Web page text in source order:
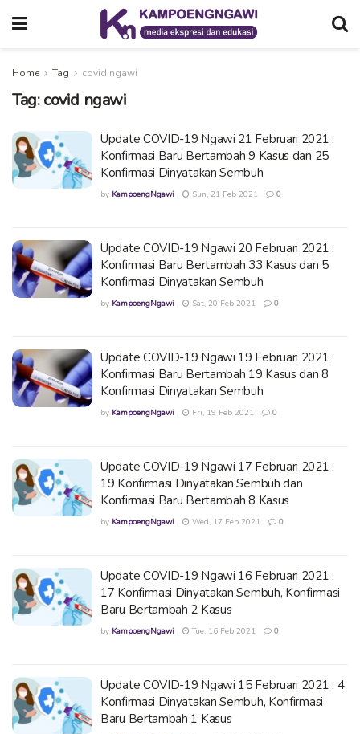
Home Tag covid ngawi
Tag:covid ngawi
Update COVID-19 Ngawi 21 Februari 2021 :
Konfirmasi Baru Bertambah 9 Kasus dan 25
Konfirmasi Dinyatakan Sembuh
by KampoengNgawi Sun, 21 Feb 2021 0
Update COVID-19 Ngawi 20 Februari 2021 :
Konfirmasi Baru Bertambah 33 Kasus dan 5
Konfirmasi Dinyatakan Sembuh
by KampoengNgawi Sat, 20 Feb 2021 0
Update COVID-19 Ngawi 19 Februari 2021 :
Konfirmasi Baru Bertambah 19 Kasus dan 8
Konfirmasi Dinyatakan Sembuh
by KampoengNgawi Fri, 19 Feb 2021 0
Update COVID-19 Ngawi 17 Februari 2021 :
19 Konfirmasi Dinyatakan Sembuh dan
Konfirmasi Baru Bertambah 8 Kasus
by KampoengNgawi Wed, 17 Feb 2021 0
Update COVID-19 Ngawi 16 Februari 2021 :
17 Konfirmasi Dinyatakan Sembuh, Konfirmasi
Baru Bertambah 2 Kasus
by KampoengNgawi Tue, 16 Feb 2021 0
Update COVID-19 Ngawi 15 Februari 2021 : 4
Konfirmasi Dinyatakan Sembuh, Konfirmasi
Baru Bertambah 1 Kasus